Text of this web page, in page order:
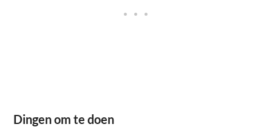
Dingen om te doen